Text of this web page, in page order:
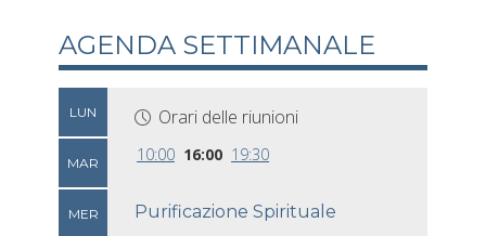
AGENDA SETTIMANALE
LUN
MAR
MER
Orari delle riunioni
10:00 16:00 19:30
Purificazione Spirituale